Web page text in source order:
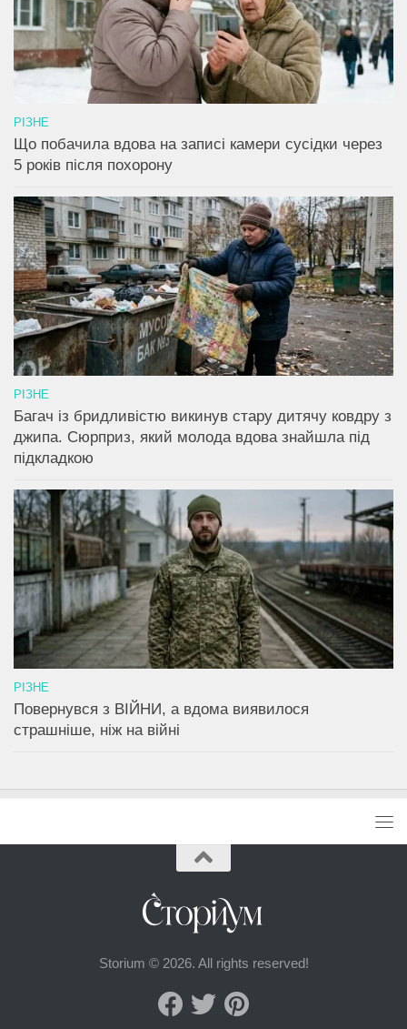
РІЗНЕ
Що побачила вдова на записі камери сусідки через
5 років після похорону
РІЗНЕ
Багач із бридливістю викинув стару дитячу ковдру з
джипа. Сюрприз, який молода вдова знайшла під
підкладкою
РІЗНЕ
Повернувся з ВІЙНИ, а вдома виявилося
страшніше, ніж на війні
Storium © 2026. All rights reserved!